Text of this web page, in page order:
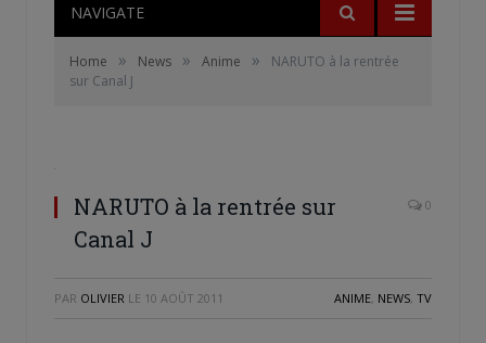
NAVIGATE
Home » News » Anime »
NARUTO à la rentrée
sur Canal J
NARUTO à la rentrée sur
Canal J
0
PAR OLIVIER LE 10 AOÛT 2011 ANIME, NEWS, TV